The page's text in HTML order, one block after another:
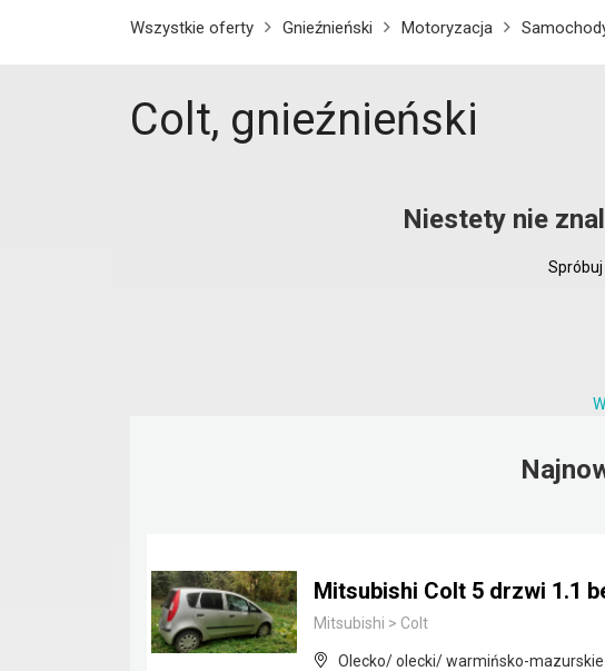
Wszystkie oferty Gnieźnieński Motoryzacja
Colt, gnieźnieński
Niestety nie
Mitsubishi Colt 5 drzwi 1.1
Mitsubishi > Colt
Olecko/ olecki/ warmińsko-mazurskie